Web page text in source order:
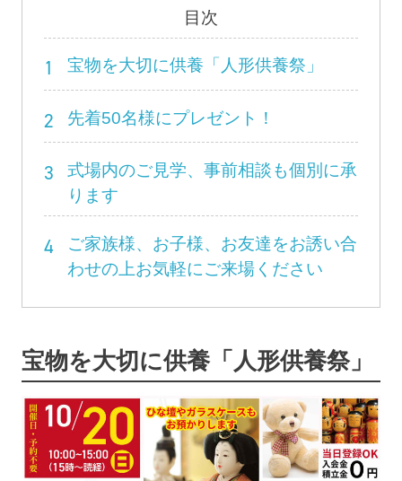
目次
1 宝物を大切に供養「人形供養祭」
2 先着50名様にプレゼント！
3
式場内のご見学、事前相談も個別に承
ります
4
ご家族様、お子様、お友達をお誘い合
わせの上お気軽にご来場ください
宝物を大切に供養「人形供養祭」